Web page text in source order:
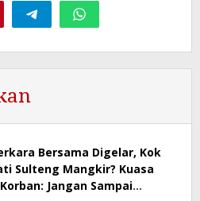
Bersama Digelar, Kok
Sulteng Mangkir? Kuasa
Jangan Sampai